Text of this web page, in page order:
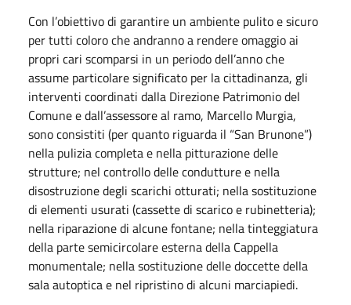
Con l’obiettivo di garantire un ambiente pulito e sicuro
per tutti coloro che andranno a rendere omaggio ai
propri cari scomparsi in un periodo dell’anno che
assume particolare significato per la cittadinanza, gli
interventi coordinati dalla Direzione Patrimonio del
Comune e dall’assessore al ramo, Marcello Murgia,
sono consistiti (per quanto riguarda il “San Brunone”)
nella pulizia completa e nella pitturazione delle
strutture; nel controllo delle condutture e nella
disostruzione degli scarichi otturati; nella sostituzione
di elementi usurati (cassette di scarico e rubinetteria);
nella riparazione di alcune fontane; nella tinteggiatura
della parte semicircolare esterna della Cappella
monumentale; nella sostituzione delle doccette della
sala autoptica e nel ripristino di alcuni marciapiedi.